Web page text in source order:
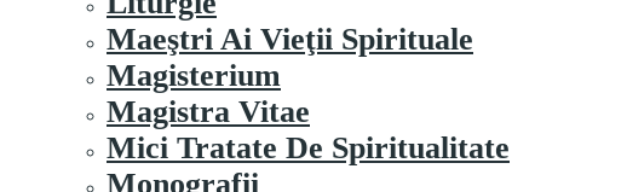
Maeştri Ai Vieţii Spirituale
Magisterium
Magistra Vitae
Mici Tratate De Spiritualitate
Monografii